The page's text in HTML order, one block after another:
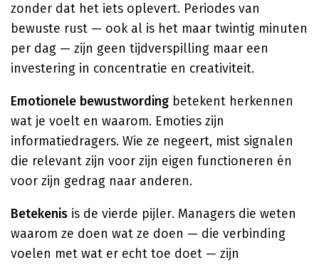
zonder dat het iets oplevert. Periodes van
bewuste rust — ook al is het maar twintig minuten
per dag — zijn geen tijdverspilling maar een
investering in concentratie en creativiteit.
Emotionele bewustwording betekent herkennen
wat je voelt en waarom. Emoties zijn
informatiedragers. Wie ze negeert, mist signalen
die relevant zijn voor zijn eigen functioneren én
voor zijn gedrag naar anderen.
Betekenis is de vierde pijler. Managers die weten
waarom ze doen wat ze doen — die verbinding
voelen met wat er echt toe doet — zijn